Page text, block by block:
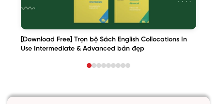
[Download Free] Trọn bộ Sách English Collocations In
Use Intermediate & Advanced bản đẹp